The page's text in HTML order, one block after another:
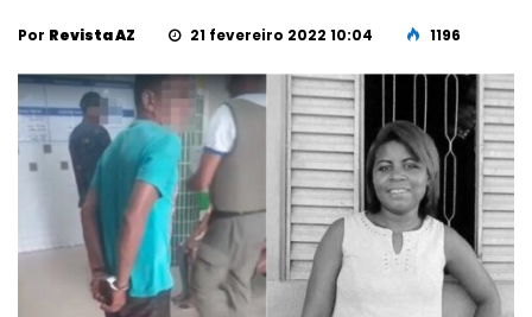
Por Revista AZ 21 fevereiro 2022 10:04 1196